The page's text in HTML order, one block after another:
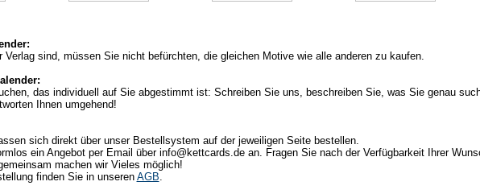
Verlag sind, müssen Sie nicht befürchten, die gleichen Motive wie alle anderen zu kaufen.
das individuell auf Sie abgestimmt ist: Schreiben Sie uns, beschreiben Sie, was Sie genau
Ihnen umgehend!
sich direkt über unser Bestellsystem auf der jeweiligen Seite bestellen.
ein Angebot per Email über info@kettcards.de an. Fragen Sie nach der Verfügbarkeit Ihrer
machen wir Vieles möglich!
finden Sie in unseren AGB.